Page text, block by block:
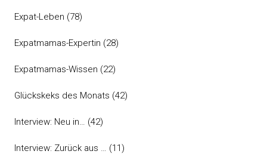
Expat-Leben (78)
Expatmamas-Expertin (28)
Expatmamas-Wissen (22)
Glückskeks des Monats (42)
Interview: Neu in… (42)
Interview: Zurück aus … (11)